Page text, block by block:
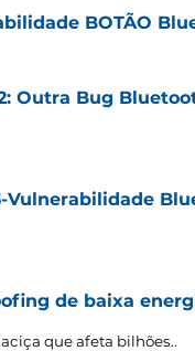
BOTÃO
Outra Bug
Vulnerabilidade
de baixa
que afeta bilhões..